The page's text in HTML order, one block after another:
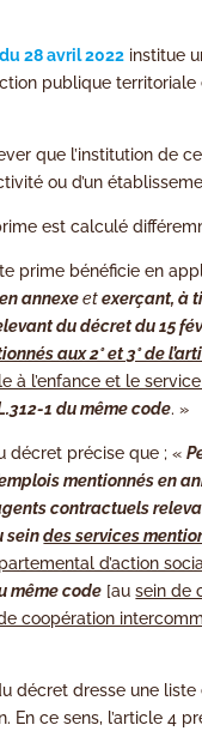
28 avril 2022 institue
publique
que l’institution de
ou d’un
est calculé
prime bénéficie en
annexeetexerçant, à
du décret du 15
aux 2° et 3° de
à l’enfance et le
1 du même code. »
décret précise que ; «
mentionnés en
contractuels
seindes services
d’action
même code [ausein de
coopération
décret dresse une
En ce sens, l’article 4